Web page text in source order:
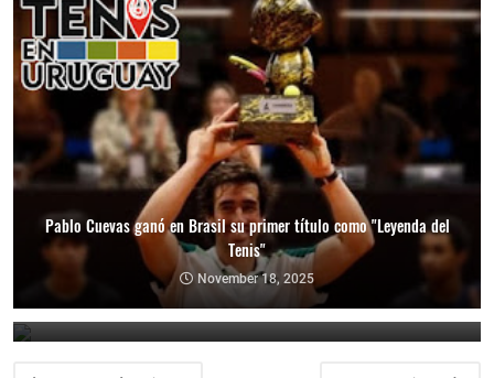
Pablo Cuevas ganó en Brasil su primer título como "Leyenda del
Tenis"
November 18, 2025
Copa Davis 2024: Uruguay enfrentará a Bolivia como visitante por
el Grupo Mundial II
February 10, 2024